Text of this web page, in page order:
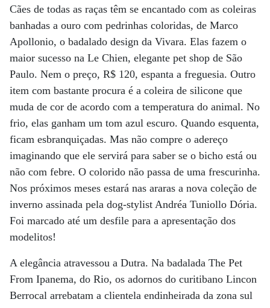
Cães de todas as raças têm se encantado com as coleiras
banhadas a ouro com pedrinhas coloridas, de Marco
Apollonio, o badalado design da Vivara. Elas fazem o
maior sucesso na Le Chien, elegante pet shop de São
Paulo. Nem o preço, R$ 120, espanta a freguesia. Outro
item com bastante procura é a coleira de silicone que
muda de cor de acordo com a temperatura do animal. No
frio, elas ganham um tom azul escuro. Quando esquenta,
ficam esbranquiçadas. Mas não compre o adereço
imaginando que ele servirá para saber se o bicho está ou
não com febre. O colorido não passa de uma frescurinha.
Nos próximos meses estará nas araras a nova coleção de
inverno assinada pela dog-stylist Andréa Tuniollo Dória.
Foi marcado até um desfile para a apresentação dos
modelitos!
A elegância atravessou a Dutra. Na badalada The Pet
From Ipanema, do Rio, os adornos do curitibano Lincon
Berrocal arrebatam a clientela endinheirada da zona sul